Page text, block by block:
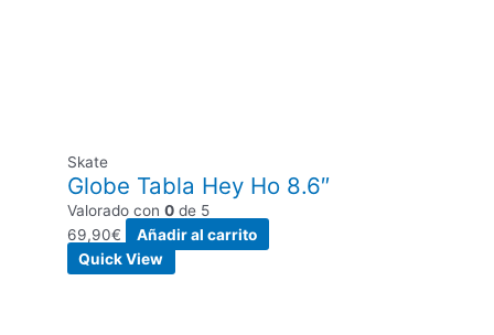
Skate
Globe Tabla Hey Ho 8.6″
Valorado con0 de 5
69,90€
Añadir al carrito
Quick View